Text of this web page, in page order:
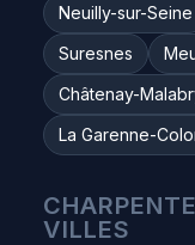
Neuilly-sur-Seine
Suresnes
Châtenay-
La Garenne-
VILLES